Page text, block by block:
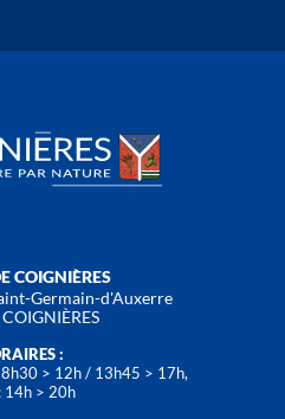
COIGNIÈRES
Germain-d'Auxerre
:
8h30 > 12h / 13h45 > 17h,
14h > 20h